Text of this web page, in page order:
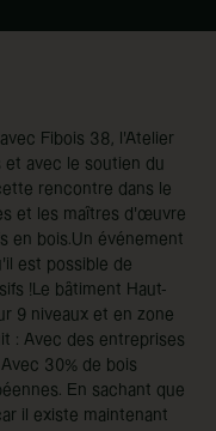
Fibois 38, l'Atelier
et avec le soutien du
rencontre dans le
et les maîtres d’œuvre
en bois.Un événement
est possible de
!Le bâtiment Haut-
9 niveaux et en zone
: Avec des entreprises
30% de bois
En sachant que
il existe maintenant